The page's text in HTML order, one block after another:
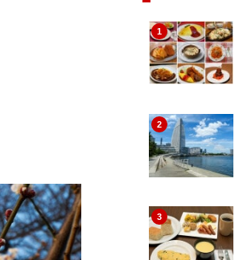
1
2
3